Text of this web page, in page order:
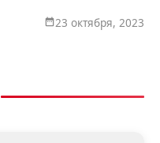
23 октября, 2023